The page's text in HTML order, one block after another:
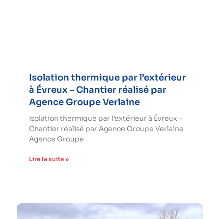
Isolation thermique par l’extérieur
à Évreux – Chantier réalisé par
Agence Groupe Verlaine
Isolation thermique par l’extérieur à Évreux –
Chantier réalisé par Agence Groupe Verlaine
Agence Groupe
Lire la suite »